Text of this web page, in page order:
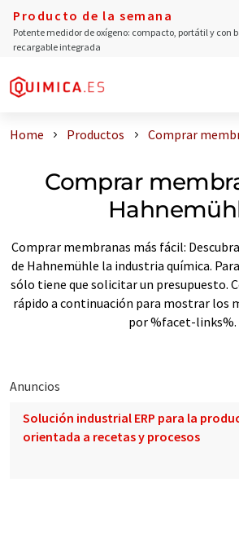
Producto de la semana
Potente medidor de oxígeno: compacto, portátil y con
recargable integrada
Home Productos Comprar
Comprar
Comprar membranas más fácil:
de Hahnemühle la industria química.
sólo tiene que solicitar un presupuesto.
rápido a continuación para mostrar los
por %facet-links%.
Anuncios
Solución industrial ERP para la
orientada a recetas y procesos